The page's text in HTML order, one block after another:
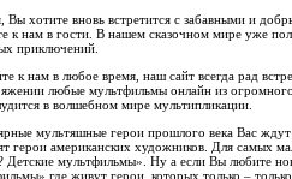
Вы хотите вновь встретится с забавными и
к нам в гости. В нашем сказочном мире уже
приключений.
к нам в любое время, наш сайт всегда рад
любые мультфильмы онлайн из
в волшебном мире мультипликации.
мультяшные герои прошлого века Вас ждут
герои американских художников. Для самых
Детские мультфильмы». Ну а если Вы любите
где живут герои, которых только – только